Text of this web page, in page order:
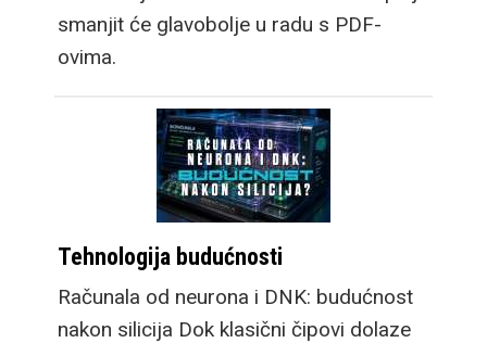
smanjit će glavobolje u radu s PDF-
ovima.
Tehnologija budućnosti
Računala od neurona i DNK: budućnost
nakon silicija Dok klasični čipovi dolaze